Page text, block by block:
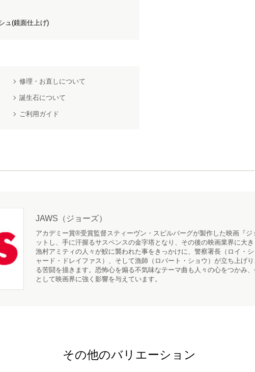
ュ(鏡面仕上げ)
修理・お直しについて
誕生石について
ご利用ガイド
JAWS（ジョーズ）
アカデミー賞®受賞監督スティーヴン・スピルバーグが製作した映画『ジ
ットし、手に汗握るサスペンスの金字塔となり、その後の映画業界に大
漁村アミティの人々が鮫に襲われた事をきっかけに、警察署長（ロイ・
ャード・ドレイファス）、そして漁師（ロバート・ショウ）が立ち上げ
る苦闘を描きます。恐怖心を煽る不気味なテーマ曲も人々の心をつかみ
として映画界に強く影響を与えています。
その他のバリエーション